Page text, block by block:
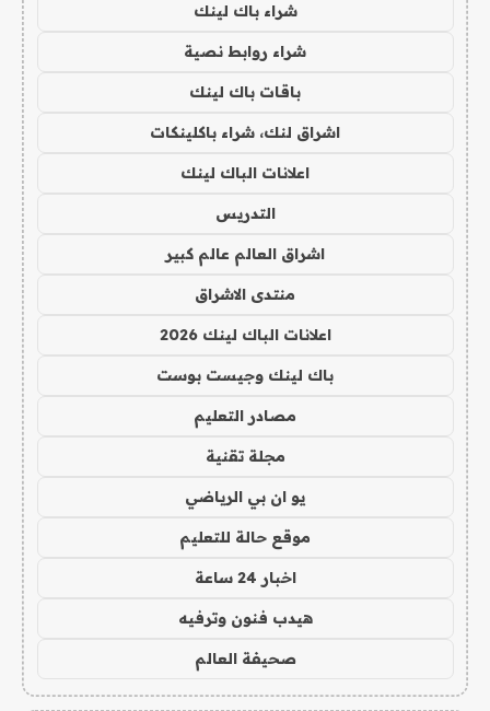
شراء باك لينك
شراء روابط نصية
باقات باك لينك
اشراق لنك، شراء باكلينكات
اعلانات الباك لينك
التدريس
اشراق العالم عالم كبير
منتدى الاشراق
اعلانات الباك لينك 2026
باك لينك وجيست بوست
مصادر التعليم
مجلة تقنية
يو ان بي الرياضي
موقع حالة للتعليم
اخبار 24 ساعة
هيدب فنون وترفيه
صحيفة العالم